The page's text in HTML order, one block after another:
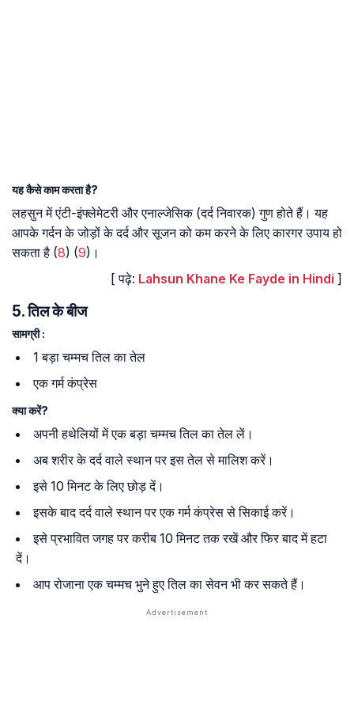
यह कैसे काम करता है?
लहसुन में एंटी-इंफ्लेमेटरी और एनाल्जेसिक (दर्द निवारक) गुण होते हैं। यह
आपके गर्दन के जोड़ों के दर्द और सूजन को कम करने के लिए कारगर उपाय हो
सकता है (8) (9)।
[ पढ़े: Lahsun Khane Ke Fayde in Hindi ]
5. तिल के बीज
सामग्री :
1 बड़ा चम्मच तिल का तेल
एक गर्म कंप्रेस
क्या करें?
अपनी हथेलियों में एक बड़ा चम्मच तिल का तेल लें।
अब शरीर के दर्द वाले स्थान पर इस तेल से मालिश करें।
इसे 10 मिनट के लिए छोड़ दें।
इसके बाद दर्द वाले स्थान पर एक गर्म कंप्रेस से सिकाई करें।
इसे प्रभावित जगह पर करीब 10 मिनट तक रखें और फिर बाद में हटा
दें।
आप रोजाना एक चम्मच भुने हुए तिल का सेवन भी कर सकते हैं।